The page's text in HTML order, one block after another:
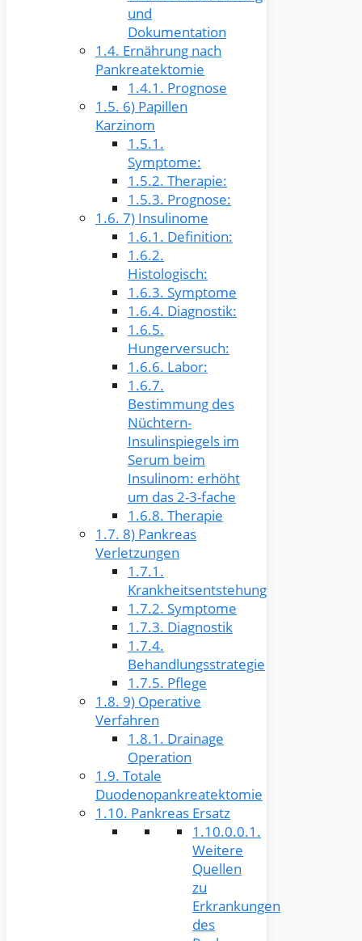
und
Dokumentation
1.4. Ernährung nach
Pankreatektomie
1.4.1. Prognose
1.5. 6) Papillen
Karzinom
1.5.1.
Symptome:
1.5.2. Therapie:
1.5.3. Prognose:
1.6. 7) Insulinome
1.6.1. Definition:
1.6.2.
Histologisch:
1.6.3. Symptome
1.6.4. Diagnostik:
1.6.5.
Hungerversuch:
1.6.6. Labor:
1.6.7.
Bestimmung des
Nüchtern-
Insulinspiegels im
Serum beim
Insulinom: erhöht
um das 2-3-fache
1.6.8. Therapie
1.7. 8) Pankreas
Verletzungen
1.7.1.
Krankheitsentstehung
1.7.2. Symptome
1.7.3. Diagnostik
1.7.4.
Behandlungsstrategie
1.7.5. Pflege
1.8. 9) Operative
Verfahren
1.8.1. Drainage
Operation
1.9. Totale
Duodenopankreatektomie
1.10. Pankreas Ersatz
1.10.0.0.1.
Weitere
Quellen
zu
Erkrankungen
des